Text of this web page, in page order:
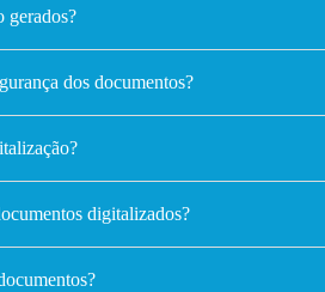
gerados?
dos documentos?
digitalizados?